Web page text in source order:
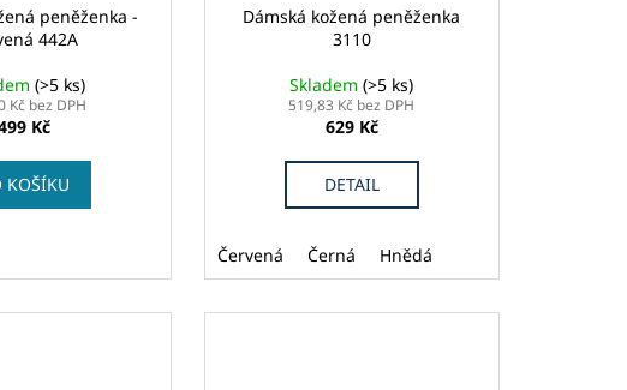
peněženka -
442A
(>5 ks)
Kč bez DPH
Kč
KOŠÍKU
Dámská kožená peněženka
3110
Skladem(>5 ks)
519,83 Kč bez DPH
629 Kč
DETAIL
Červená Černá Hnědá